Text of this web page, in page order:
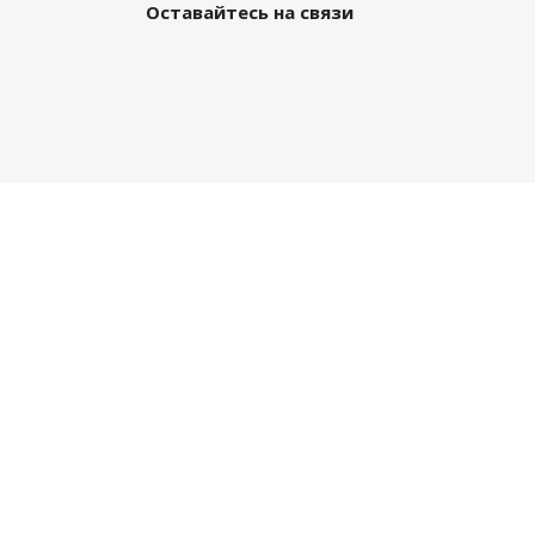
Оставайтесь на связи